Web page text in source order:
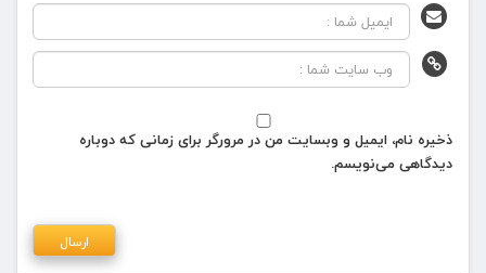
ذخیره نام، ایمیل و وبسایت من در مرورگر برای زمانی که دوباره
دیدگاهی می‌نویسم.